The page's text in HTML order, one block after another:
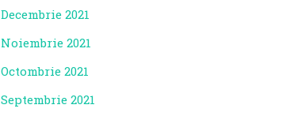
Decembrie 2021
Noiembrie 2021
Octombrie 2021
Septembrie 2021